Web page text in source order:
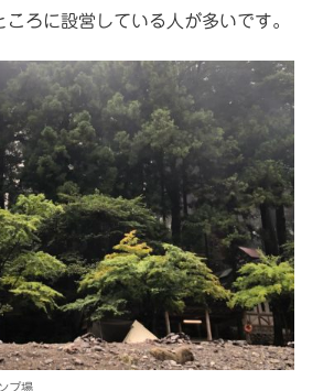
ころに設営している人が多いです。
プ場